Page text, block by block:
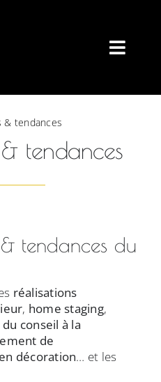
Toggle
& tendances
tendances
tendances du
réalisations
, home staging,
du conseil à la
de
décoration… et les